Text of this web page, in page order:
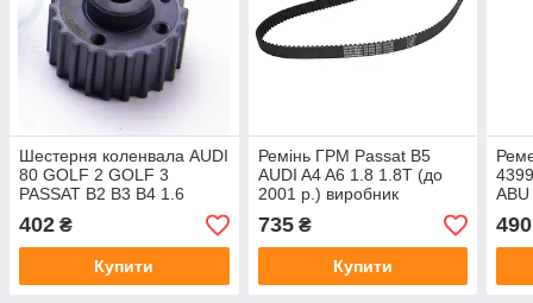
Шестерня коленвала AUDI
80 GOLF 2 GOLF 3
PASSAT B2 B3 B4 1.6
D/1.7 D/1.9 D 08.80-04.03
виробник Metalcaucho
402 ₴
Купити
Ремінь ГРМ Passat B5
AUDI A4 A6 1.8 1.8T (до
2001 р.) виробник
Contitech
735₴
Купити
490